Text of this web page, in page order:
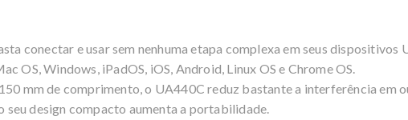
conectar e usar sem nenhuma etapa complexa em seus dispositivos
OS, Windows, iPadOS, iOS, Android, Linux OS e Chrome OS.
mm de comprimento, o UA440C reduz bastante a interferência em
seu design compacto aumenta a portabilidade.